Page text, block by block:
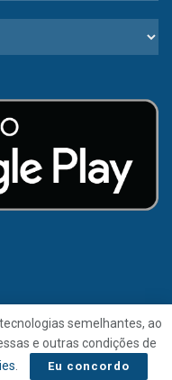
semelhantes, ao
e outras condições de
Eu concordo